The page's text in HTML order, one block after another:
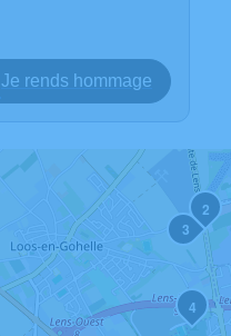
Je rends hommage
2
3
4